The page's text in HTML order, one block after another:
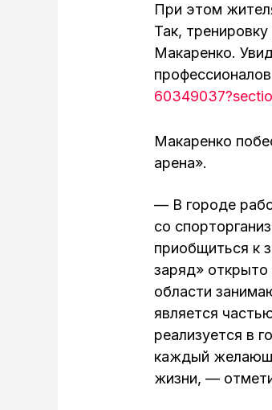
При этом
Так,
Макаренко.
Макаренко
арена».
— В городе
со
приобщиться к
заряд»
области
является
реализуется в
каждый
жизни, —